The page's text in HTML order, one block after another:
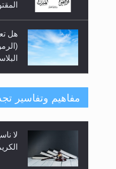
هل
هل
هل
مفاهيم وتفاسير
لا